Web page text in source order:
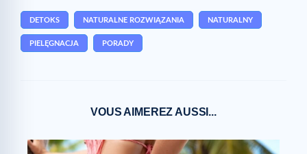
DETOKS NATURALNE ROZWIĄZANIA NATURALNY
PIELĘGNACJA PORADY
VOUS AIMEREZ AUSSI...